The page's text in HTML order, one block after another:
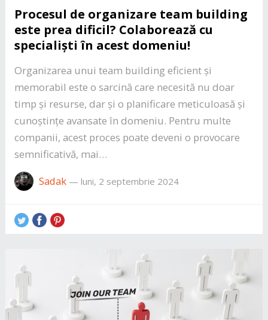
Procesul de organizare team building
este prea dificil? Colaborează cu
specialiști în acest domeniu!
Organizarea unui team building eficient și
memorabil este o sarcină care necesită nu doar
timp și resurse, dar și o planificare meticuloasă și
cunoștințe avansate în domeniu. Pentru multe
companii, acest proces poate deveni o provocare
semnificativă, mai…
Sadak— luni, 2 septembrie 2024